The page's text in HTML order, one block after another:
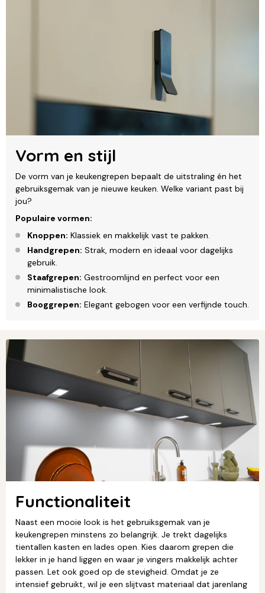
Vorm en stijl
De vorm van je keukengrepen bepaalt de uitstraling én het
gebruiksgemak van je nieuwe keuken. Welke variant past bij
jou?
Populaire vormen:
Knoppen: Klassiek en makkelijk vast te pakken.
Handgrepen: Strak, modern en ideaal voor dagelijks
gebruik.
Staafgrepen: Gestroomlijnd en perfect voor een
minimalistische look.
Booggrepen: Elegant gebogen voor een verfijnde touch.
Functionaliteit
Naast een mooie look is het gebruiksgemak van je
keukengrepen minstens zo belangrijk. Je trekt dagelijks
tientallen kasten en lades open. Kies daarom grepen die
lekker in je hand liggen en waar je vingers makkelijk achter
passen. Let ook goed op de stevigheid. Omdat je ze
intensief gebruikt, wil je een slijtvast materiaal dat jarenlang